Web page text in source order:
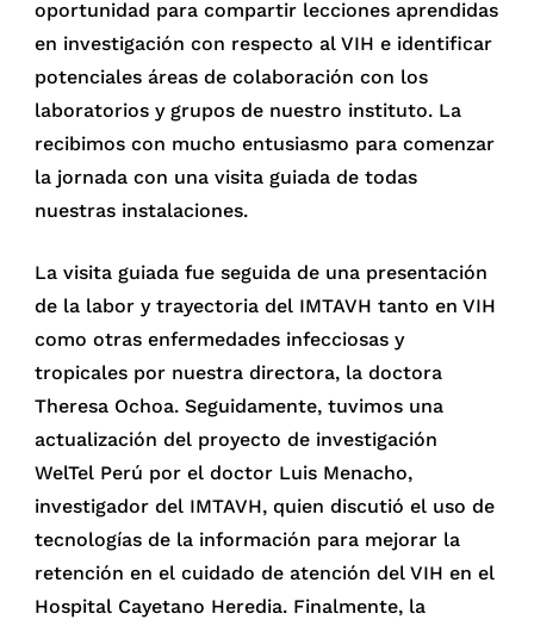
oportunidad para compartir lecciones aprendidas
en investigación con respecto al VIH e identificar
potenciales áreas de colaboración con los
laboratorios y grupos de nuestro instituto. La
recibimos con mucho entusiasmo para comenzar
la jornada con una visita guiada de todas
nuestras instalaciones.
La visita guiada fue seguida de una presentación
de la labor y trayectoria del IMTAVH tanto en VIH
como otras enfermedades infecciosas y
tropicales por nuestra directora, la doctora
Theresa Ochoa. Seguidamente, tuvimos una
actualización del proyecto de investigación
WelTel Perú por el doctor Luis Menacho,
investigador del IMTAVH, quien discutió el uso de
tecnologías de la información para mejorar la
retención en el cuidado de atención del VIH en el
Hospital Cayetano Heredia. Finalmente, la